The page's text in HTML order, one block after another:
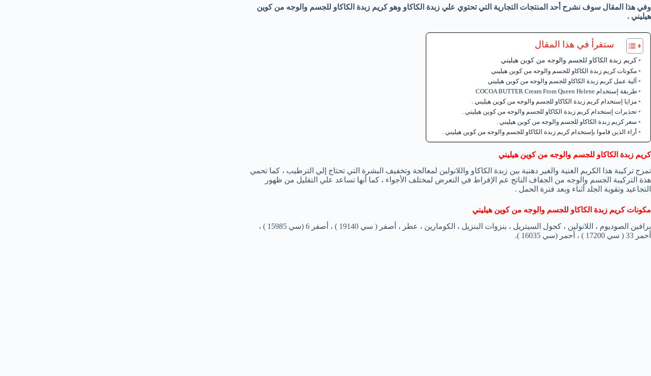
وفي هذا المقال سوف نشرح أحد المنتجات التجارية التي تحتوي علي زبدة الكاكاو وهو كريم زبدة الكاكاو للجسم والوجه من كوين
هيليني .
ستقرأ في هذا المقال
كريم زبدة الكاكاو للجسم والوجه من كوين هيليني
مكونات كريم زبدة الكاكاو للجسم والوجه من كوين هيليني
آلية عمل كريم زبدة الكاكاو للجسم والوجه من كوين هيليني
طريقة إستخدام COCOA BUTTER Cream From Queen Helene
مزايا إستخدام كريم زبدة الكاكاو للجسم والوجه من كوين هيليني .
تحذيرات إستخدام كريم زبدة الكاكاو للجسم والوجه من كوين هيليني .
سعر كريم زبدة الكاكاو للجسم والوجه من كوين هيليني .
أراء الذين قاموا بإستخدام كريم زبدة الكاكاو للجسم والوجه من كوين هيليني .
كريم زبدة الكاكاو للجسم والوجه من كوين هيليني
تمزج تركيبة هذا الكريم الغنية والغير دهنية بين زبدة الكاكاو واللانولين لمعالجة وتخفيف البشرة التي تحتاج إلي الترطيب ، كما تحمي
هذة التركيبة الجسم والوجه من الجفاف الناتج عم الإفراط في التعرض لمختلف الأجواء ، كما أنها تساعد علي التقليل من ظهور
التجاعيد وتقوية الجلد أثناء وبعد فترة الحمل .
مكونات كريم زبدة الكاكاو للجسم والوجه من كوين هيليني
برافين الصوديوم ، اللانولين ، كحول السيتريل ، بنزوات البنزيل ، الكومارين ، عطر ، أصفر ( سي 19140 ) ، أصفر 6 (سي 15985 ) ،
أحمر 33 ( سي 17200 ) ، أحمر (سي 16035 ).